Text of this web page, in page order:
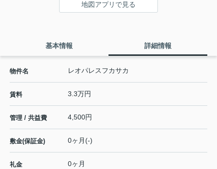
地図アプリで見る
基本情報 詳細情報
物件名 レオパレスフカサカ
賃料 3.3万円
管理 / 共益費 4,500円
敷金(保証金) 0ヶ月(-)
礼金 0ヶ月